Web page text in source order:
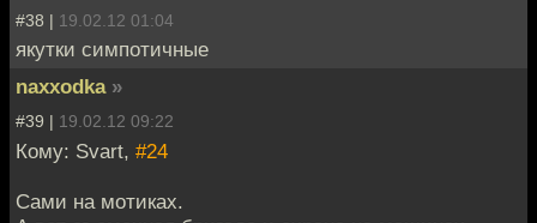
#38 | 19.02.12 01:04
якутки симпотичные
naxxodka »
#39 | 19.02.12 09:22
Кому: Svart, #24
Сами на мотиках.